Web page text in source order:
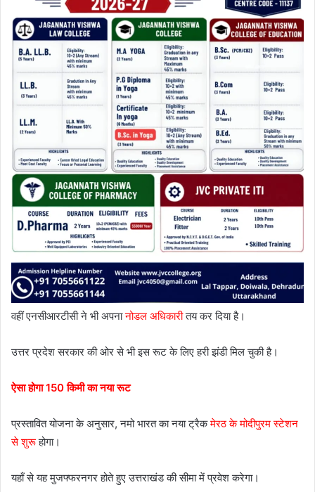
वहीं एनसीआरटीसी ने भी अपनानोडल अधिकारीतय कर दिया है।
उत्तर प्रदेश सरकार की ओर से भी इस रूट के लिए हरी झंडी मिल चुकी है।
ऐसा होगा 150 किमी का नया रूट
प्रस्तावित योजना के अनुसार, नमो भारत का नया ट्रैकमेरठ के मोदीपुरम स्टेशन
से शुरूहोगा।
यहाँ से यह मुजफ्फरनगर होते हुए उत्तराखंड की सीमा में प्रवेश करेगा।